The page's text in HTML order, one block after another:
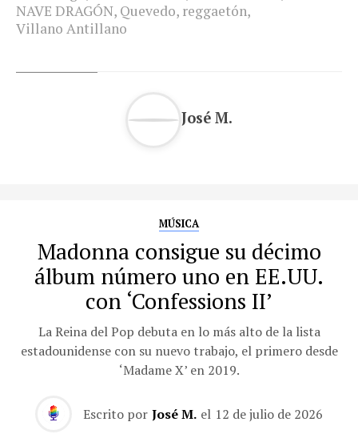
NAVE DRAGÓN, Quevedo, reggaetón,
Villano Antillano
José M.
MÚSICA
Madonna consigue su décimo
álbum número uno en EE.UU.
con ‘Confessions II’
La Reina del Pop debuta en lo más alto de la lista
estadounidense con su nuevo trabajo, el primero desde
‘Madame X’ en 2019.
Escrito por José M. el 12 de julio de 2026